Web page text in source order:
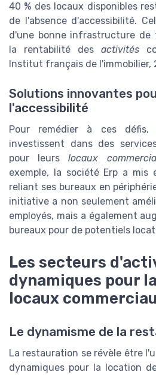
40 % des locaux disponibles
de l'absence d'accessibilité.
d'une bonne infrastructure de
la rentabilité des activités
Institut français de l'immobilier,
Solutions innovantes
l'accessibilité
Pour remédier à ces défis,
investissent dans des
pour leurslocaux
exemple, la société Erp a mis
reliant ses bureaux en
initiative a non seulement
employés, mais a également
bureaux pour de potentiels
Les secteurs
dynamiques pour
locaux
Le dynamisme de la
La restauration se révèle être
dynamiques pour la location